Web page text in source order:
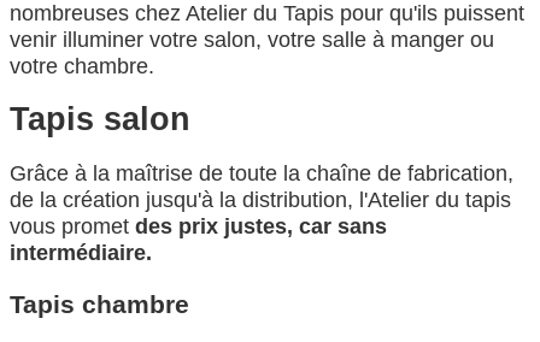
nombreuses chez Atelier du Tapis pour qu'ils puissent
venir illuminer votre salon, votre salle à manger ou
votre chambre.
Tapis salon
Grâce à la maîtrise de toute la chaîne de fabrication,
de la création jusqu'à la distribution, l'Atelier du tapis
vous promet des prix justes, car sans
intermédiaire.
Tapis chambre